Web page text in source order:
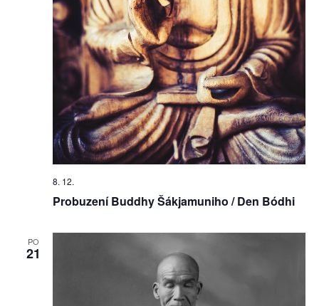
Probuzení Buddhy Šákjamuniho / Den Bódhi
8. 12.
PO
21